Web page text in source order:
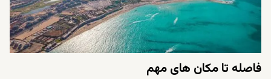
فاصله تا مکان های مهم